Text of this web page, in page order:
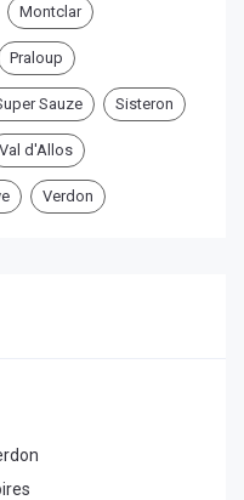
Montclar
Praloup
Sauze Sisteron
Val d'Allos
Verdon